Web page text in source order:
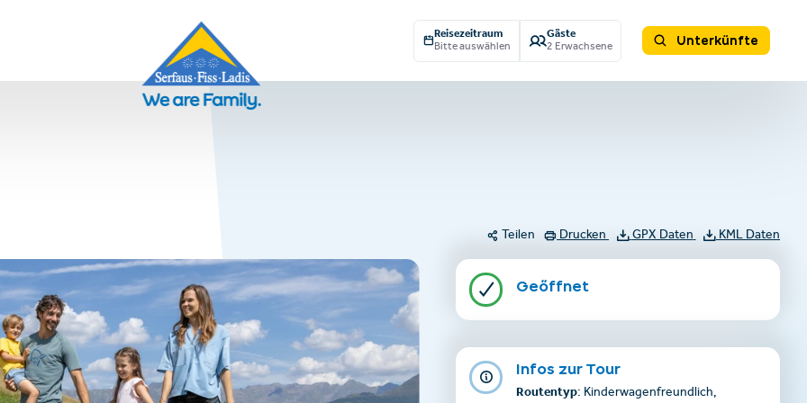
Reisezeitraum
Bitte auswählen
Gäste
2 Erwachsene
Unterkünfte
Teilen Drucken GPX Daten KML Daten
Geöffnet
Infos zur Tour
Routentyp: Kinderwagenfreundlich,